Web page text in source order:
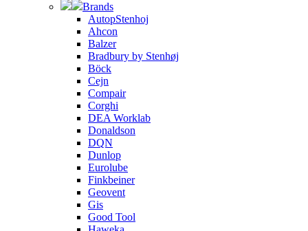
Brands
AutopStenhoj
Ahcon
Balzer
Bradbury by Stenhøj
Böck
Cejn
Compair
Corghi
DEA Worklab
Donaldson
DQN
Dunlop
Eurolube
Finkbeiner
Geovent
Gis
Good Tool